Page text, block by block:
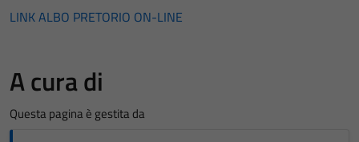
LINK ALBO PRETORIO ON-LINE
A cura di
Questa pagina è gestita da